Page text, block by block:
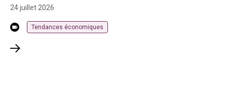
24 juillet 2026
Tendances économiques